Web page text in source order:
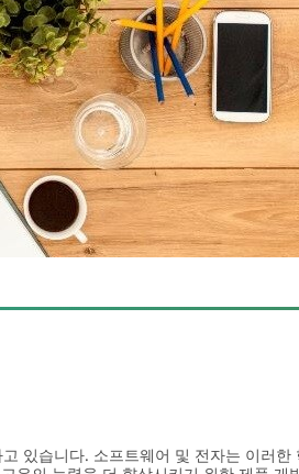
있습니다. 소프트웨어 및 전자는 이러한